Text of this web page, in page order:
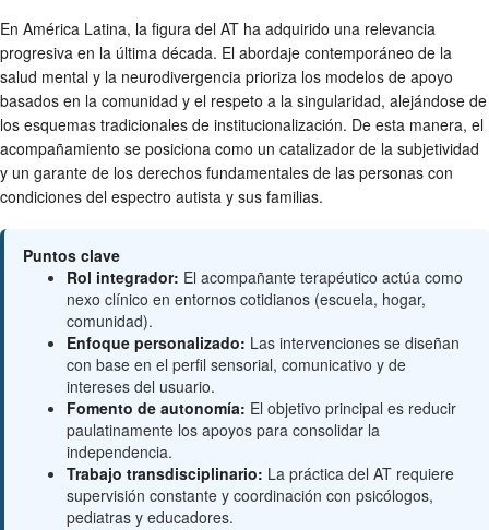
En América Latina, la figura del AT ha adquirido una relevancia
progresiva en la última década. El abordaje contemporáneo de la
salud mental y la neurodivergencia prioriza los modelos de apoyo
basados en la comunidad y el respeto a la singularidad, alejándose de
los esquemas tradicionales de institucionalización. De esta manera, el
acompañamiento se posiciona como un catalizador de la subjetividad
y un garante de los derechos fundamentales de las personas con
condiciones del espectro autista y sus familias.
Puntos clave
Rol integrador: El acompañante terapéutico actúa como
nexo clínico en entornos cotidianos (escuela, hogar,
comunidad).
Enfoque personalizado: Las intervenciones se diseñan
con base en el perfil sensorial, comunicativo y de
intereses del usuario.
Fomento de autonomía: El objetivo principal es reducir
paulatinamente los apoyos para consolidar la
independencia.
Trabajo transdisciplinario: La práctica del AT requiere
supervisión constante y coordinación con psicólogos,
pediatras y educadores.